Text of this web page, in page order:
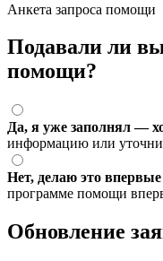
Анкета запроса помощи
Подавали ли вы
помощи?
Да, я уже заполнял —
информацию или
Нет, делаю это впервые
программе помощи
Обновление